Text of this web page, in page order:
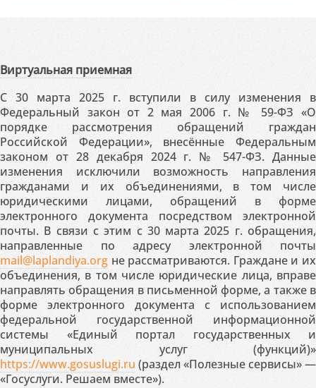
Виртуальная приемная
С 30 марта 2025 г. вступили в силу изменения в
Федеральный закон от 2 мая 2006 г. № 59-ФЗ «О
порядке рассмотрения обращений граждан
Российской Федерации», внесённые Федеральным
законом от 28 декабря 2024 г. № 547-ФЗ. Данные
изменения исключили возможность направления
гражданами и их объединениями, в том числе
юридическими лицами, обращений в форме
электронного документа посредством электронной
почты. В связи с этим с 30 марта 2025 г. обращения,
направленные по адресу электронной почты
mail@laplandiya.org не рассматриваются. Граждане и их
объединения, в том числе юридические лица, вправе
направлять обращения в письменной форме, а также в
форме электронного документа с использованием
федеральной государственной информационной
системы «Единый портал государственных и
муниципальных услуг (функций)»
https://www.gosuslugi.ru (раздел «Полезные сервисы» —
«Госуслуги. Решаем вместе»).